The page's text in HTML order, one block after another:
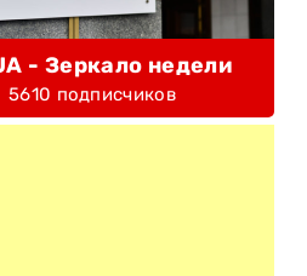
- Зеркало недели
5610 подписчиков